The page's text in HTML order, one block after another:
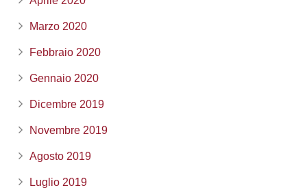
Marzo 2020
Febbraio 2020
Gennaio 2020
Dicembre 2019
Novembre 2019
Agosto 2019
Luglio 2019